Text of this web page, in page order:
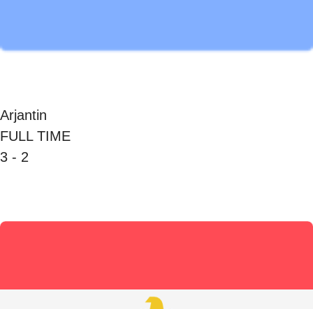
Arjantin
FULL TIME
3 - 2